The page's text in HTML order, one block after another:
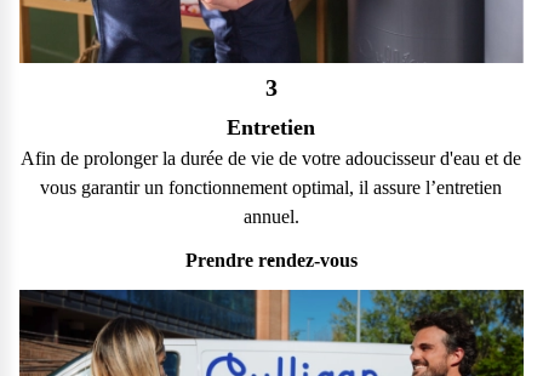
3
Entretien
Afin de prolonger la durée de vie de votre adoucisseur d'eau et de
vous garantir un fonctionnement optimal, il assure l’entretien
annuel.
Prendre rendez-vous